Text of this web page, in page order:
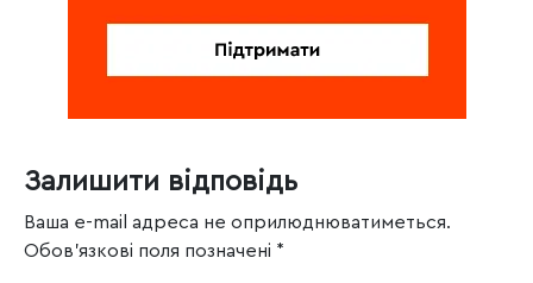
Залишити відповідь
Ваша e-mail адреса не оприлюднюватиметься.
Обов’язкові поля позначені *